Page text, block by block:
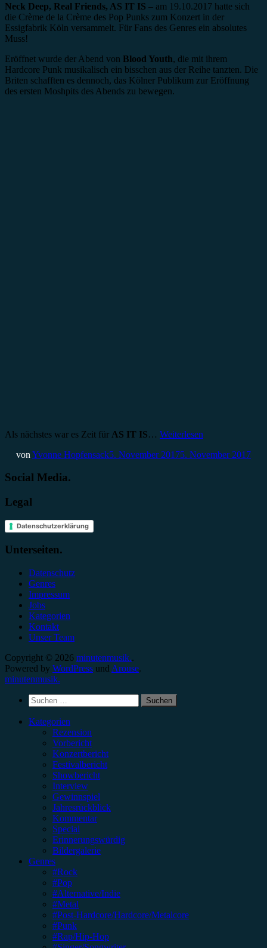
Neck Deep, Real Friends, AS IT IS – am 19.10.2017 hatte sich
die Crème de la Crème des Pop Punks zum Konzert in der
Essigfabrik Köln versammelt. Für Fans des Genres ein absolutes
Muss!
Eröffnet wurde der Abend von Blood Youth, die mit ihrem
Hardcore Punk musikalisch ein bisschen aus der Reihe tanzten. Die
Briten schafften es dennoch, das Kölner Publikum zur Eröffnung
des ersten Moshpits des Abends zu bewegen.
Als nächstes war es Zeit für AS IT IS… Weiterlesen
von Yvonne Hopfensack5. November 20175. November 2017
Social Media.
Legal
Datenschutzerklärung
Unterseiten.
Datenschutz
Genres
Impressum
Jobs
Kategorien
Kontakt
Unser Team
Copyright © 2026 minutenmusik..
Powered by WordPress und Arouse.
minutenmusik.
Suchen
nach:
Kategorien
Rezension
Vorbericht
Konzertbericht
Festivalbericht
Showbericht
Interview
Gewinnspiel
Jahresrückblick
Kommentar
Special
Erinnerungswürdig
Bildergalerie
Genres
#Rock
#Pop
#Alternative/Indie
#Metal
#Post-Hardcore/Hardcore/Metalcore
#Punk
#Rap/Hip-Hop